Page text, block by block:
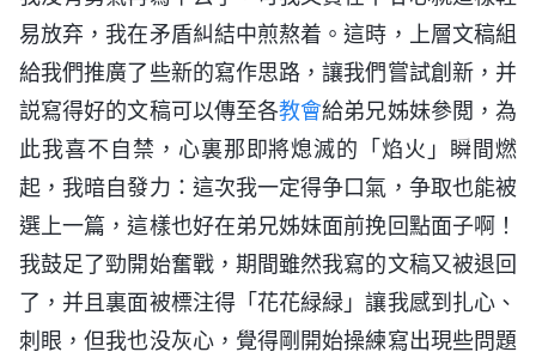
易放弃，我在矛盾糾結中煎熬着。這時，上層文稿組
給我們推廣了些新的寫作思路，讓我們嘗試創新，并
説寫得好的文稿可以傳至各教會給弟兄姊妹參閲，為
此我喜不自禁，心裏那即將熄滅的「焰火」瞬間燃
起，我暗自發力：這次我一定得争口氣，争取也能被
選上一篇，這樣也好在弟兄姊妹面前挽回點面子啊！
我鼓足了勁開始奮戰，期間雖然我寫的文稿又被退回
了，并且裏面被標注得「花花緑緑」讓我感到扎心、
刺眼，但我也没灰心，覺得剛開始操練寫出現些問題